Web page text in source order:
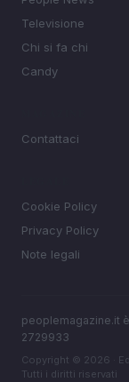
Televisione
Chi si fa chi
Candy
Contattaci
Cookie Policy
Privacy Policy
Note legali
peoplemagazine.it
2729933
Copyright © 2026 ·
Tutti i diritti riservati